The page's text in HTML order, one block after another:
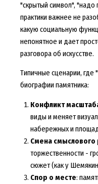
"скрытый символ",
практики важнее не
какую социальную
непонятное и дает
разговора об искусстве.
Типичные сценарии, где
биографии памятника:
Конфликт
виды и меняет
набережных и
Смена смыслового
торжественности -
сюжет (как у
Спор о месте: